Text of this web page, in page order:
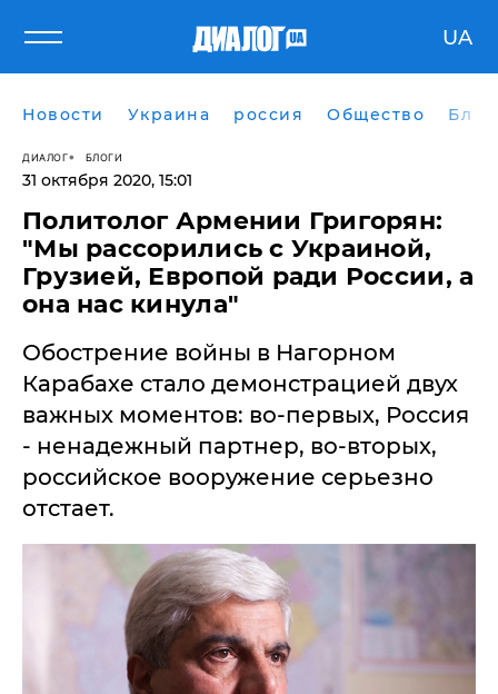
UA
Новости Украина россия Общество
ДИАЛОГ БЛОГИ
31 октября 2020, 15:01
​Политолог Армении Григорян:
"Мы рассорились с Украиной,
Грузией, Европой ради России, а
она нас кинула"
Обострение войны в Нагорном
Карабахе стало демонстрацией двух
важных моментов: во-первых, Россия
- ненадежный партнер, во-вторых,
российское вооружение серьезно
отстает.